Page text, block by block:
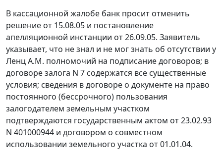
В кассационной жалобе банк просит отменить
решение от 15.08.05 и постановление
апелляционной инстанции от 26.09.05. Заявитель
указывает, что не знал и не мог знать об отсутствии у
Ленц А.М. полномочий на подписание договоров; в
договоре залога N 7 содержатся все существенные
условия; сведения в договоре о документе на право
постоянного (бессрочного) пользования
залогодателем земельным участком
подтверждаются государственным актом от 23.02.93
N 401000944 и договором о совместном
использовании земельного участка от 01.01.04.